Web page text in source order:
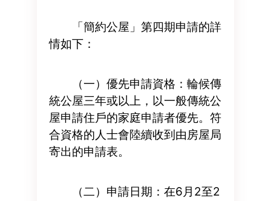
「簡約公屋」第四期申請的詳
情如下：
（一）優先申請資格：輪候傳
統公屋三年或以上，以一般傳統公
屋申請住戶的家庭申請者優先。符
合資格的人士會陸續收到由房屋局
寄出的申請表。
（二）申請日期：在6月2至2